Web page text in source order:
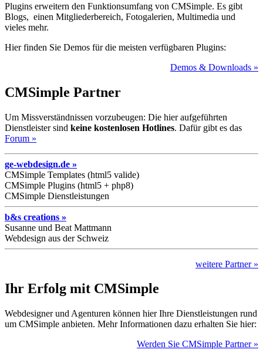
Plugins erweitern den Funktionsumfang von CMSimple. Es gibt
Blogs, einen Mitgliederbereich, Fotogalerien, Multimedia und
vieles mehr.
Hier finden Sie Demos für die meisten verfügbaren Plugins:
Demos & Downloads »
CMSimple Partner
Um Missverständnissen vorzubeugen: Die hier aufgeführten
Dienstleister sind keine kostenlosen Hotlines. Dafür gibt es das
Forum »
ge-webdesign.de »
CMSimple Templates (html5 valide)
CMSimple Plugins (html5 + php8)
CMSimple Dienstleistungen
b&s creations »
Susanne und Beat Mattmann
Webdesign aus der Schweiz
weitere Partner »
Ihr Erfolg mit CMSimple
Webdesigner und Agenturen können hier Ihre Dienstleistungen rund
um CMSimple anbieten. Mehr Informationen dazu erhalten Sie hier:
Werden Sie CMSimple Partner »